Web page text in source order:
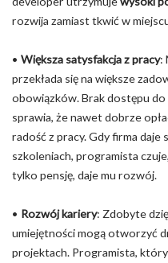
rozwija zamiast tkwić w
• Większa satysfakcja z pracy:
przekłada się na większe
obowiązków. Brak dostępu
sprawia, że nawet dobrze
radość z pracy. Gdy firma
szkoleniach, programista
tylko pensję, daje mu rozwój.
• Rozwój kariery: Zdobyte
umiejętności mogą otworzyć
projektach. Programista,